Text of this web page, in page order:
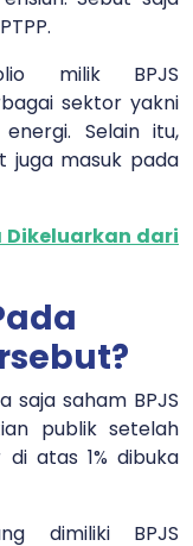
milik BPJS
sektor yakni
Selain itu,
juga masuk pada
Dikeluarkan dari
saja saham BPJS
publik setelah
atas 1% dibuka
dimiliki BPJS